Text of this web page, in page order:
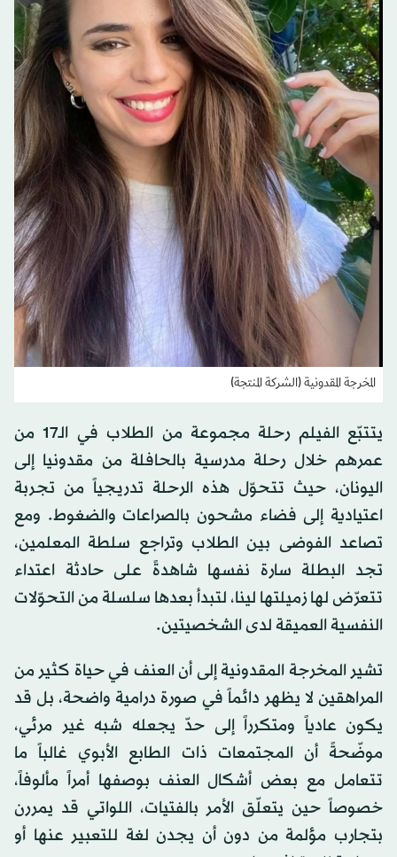
المخرجة المقدونية (الشركة المنتجة)
يتتبّع الفيلم رحلة مجموعة من الطلاب في الـ17 من
عمرهم خلال رحلة مدرسية بالحافلة من مقدونيا إلى
اليونان، حيث تتحوّل هذه الرحلة تدريجياً من تجربة
اعتيادية إلى فضاء مشحون بالصراعات والضغوط. ومع
تصاعد الفوضى بين الطلاب وتراجع سلطة المعلمين،
تجد البطلة سارة نفسها شاهدةً على حادثة اعتداء
تتعرّض لها زميلتها لينا، لتبدأ بعدها سلسلة من التحوّلات
النفسية العميقة لدى الشخصيتين.
تشير المخرجة المقدونية إلى أن العنف في حياة كثير من
المراهقين لا يظهر دائماً في صورة درامية واضحة، بل قد
يكون عادياً ومتكرراً إلى حدّ يجعله شبه غير مرئي،
موضّحةً أن المجتمعات ذات الطابع الأبوي غالباً ما
تتعامل مع بعض أشكال العنف بوصفها أمراً مألوفاً،
خصوصاً حين يتعلّق الأمر بالفتيات، اللواتي قد يمررن
بتجارب مؤلمة من دون أن يجدن لغة للتعبير عنها أو